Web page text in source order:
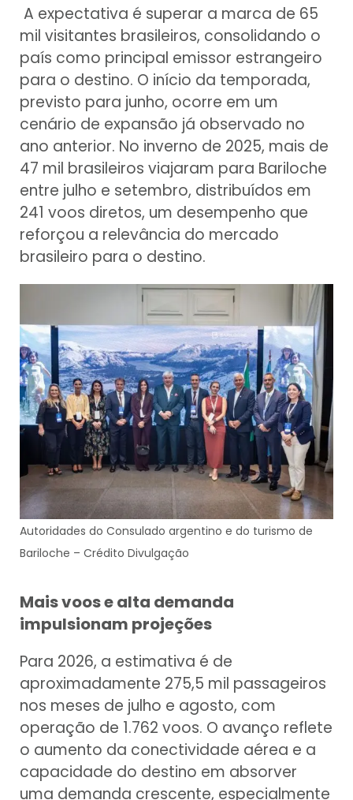
A expectativa é superar a marca de 65
mil visitantes brasileiros, consolidando o
país como principal emissor estrangeiro
para o destino. O início da temporada,
previsto para junho, ocorre em um
cenário de expansão já observado no
ano anterior. No inverno de 2025, mais de
47 mil brasileiros viajaram para Bariloche
entre julho e setembro, distribuídos em
241 voos diretos, um desempenho que
reforçou a relevância do mercado
brasileiro para o destino.
Autoridades do Consulado argentino e do turismo de
Bariloche – Crédito Divulgação
Mais voos e alta demanda
impulsionam projeções
Para 2026, a estimativa é de
aproximadamente 275,5 mil passageiros
nos meses de julho e agosto, com
operação de 1.762 voos. O avanço reflete
o aumento da conectividade aérea e a
capacidade do destino em absorver
uma demanda crescente, especialmente